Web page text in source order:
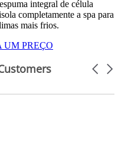
integral de célula
completamente a spa para
mais frios.
UM PREÇO
Carousel